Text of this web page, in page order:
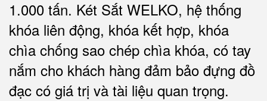
1.000 tấn. Két Sắt WELKO, hệ thống
khóa liên động, khóa kết hợp, khóa
chìa chống sao chép chìa khóa, có tay
nắm cho khách hàng đảm bảo đựng đồ
đạc có giá trị và tài liệu quan trọng.